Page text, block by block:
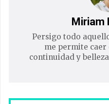
Miriam
Persigo todo
me permite caer
continuidad y